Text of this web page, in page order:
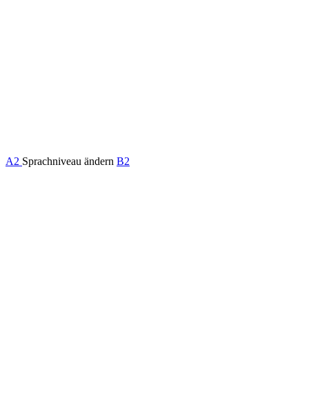
A2 Sprachniveau ändern B2